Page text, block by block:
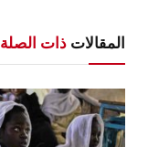
المقالات ذات الصلة